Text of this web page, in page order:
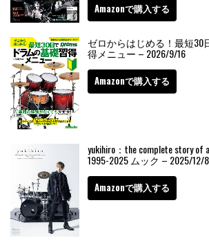
Amazonで購入する
ゼロからはじめる！最短30
得メニュー – 2026/9/16
Amazonで購入する
yukihiro：the complete story of
1995-2025 ムック – 2025/12/8
Amazonで購入する